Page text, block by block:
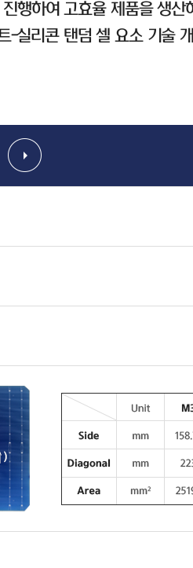
행하여 고효율 제품을 생산
실리콘 탠덤 셀 요소 기술